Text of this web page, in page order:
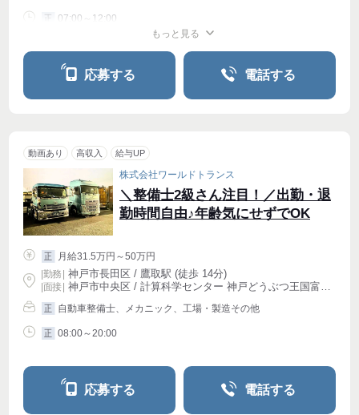
正 07:00～12:00
もっと見る
応募する 電話する
動画あり 高収入 給与UP
株式会社ワールドトランス
＼整備士2級さん注目！／出勤・退
勤時間自由♪年齢気にせずでOK
正
月給31.5万円～50万円
|勤務 神戸市長田区 / 鷹取駅 (徒歩 14分)
| 面接 | 神戸市中央区 / 計算科学センター 神戸どうぶつ王国富岳前駅 (徒歩 5分)
正 自動車整備士、メカニック、工場・製造その他
正 08:00～20:00
応募する 電話する